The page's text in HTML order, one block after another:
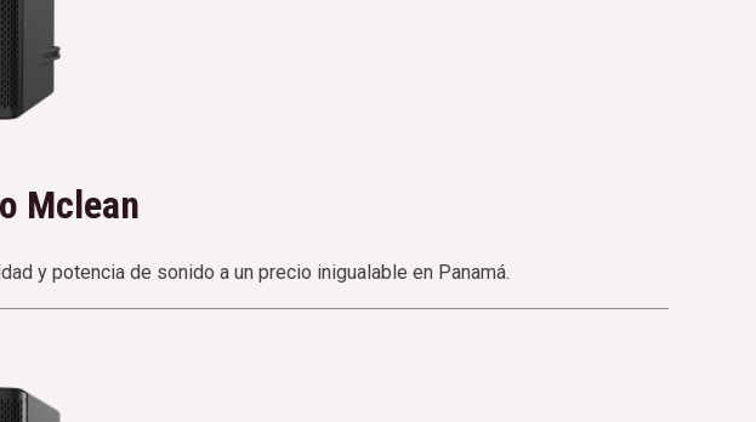
Mclean
y potencia de sonido a un precio inigualable en Panamá.